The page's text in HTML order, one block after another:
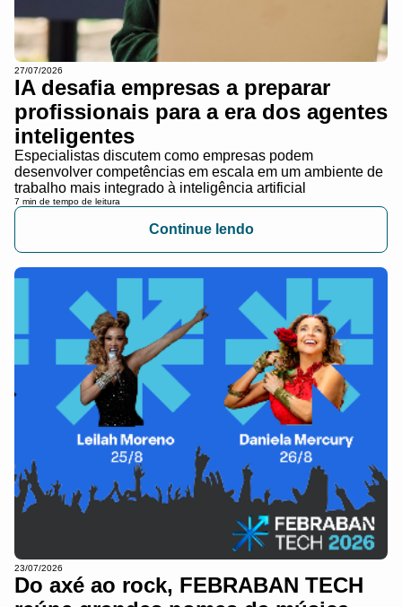
27/07/2026
IA desafia empresas a preparar
profissionais para a era dos agentes
inteligentes
Especialistas discutem como empresas podem
desenvolver competências em escala em um ambiente de
trabalho mais integrado à inteligência artificial
7 min de tempo de leitura
Continue lendo
23/07/2026
Do axé ao rock, FEBRABAN TECH